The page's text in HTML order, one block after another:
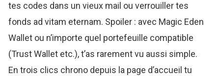
tes codes dans un vieux mail ou verrouiller tes
fonds ad vitam eternam. Spoiler : avec Magic Eden
Wallet ou n’importe quel portefeuille compatible
(Trust Wallet etc.), t’as rarement vu aussi simple.
En trois clics chrono depuis la page d’accueil tu